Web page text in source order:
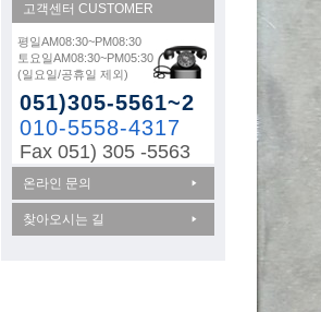
고객센터 CUSTOMER
평일AM08:30~PM08:30
토요일AM08:30~PM05:30
(일요일/공휴일 제외)
051)305-5561~2
010-5558-4317
Fax 051) 305 -5563
온라인 문의
찾아오시는 길